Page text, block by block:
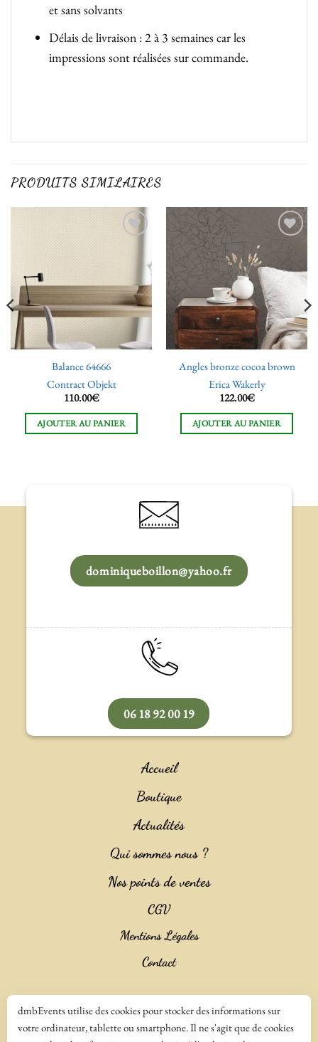
et sans solvants
Délais de livraison : 2 à 3 semaines car les
impressions sont réalisées sur commande.
PRODUITS SIMILAIRES
souhaits
Balance 64666
Contract Objekt
110.00€
AJOUTER AU PANIER
de
Angles bronze cocoa brown
Erica Wakerly
122.00€
AJOUTER AU PANIER
dominiqueboillon@yahoo.fr
06 18 92 00 19
Accueil
Boutique
Actualités
Qui sommes nous ?
Nos points de ventes
CGV
Mentions Légales
Contact
Copyright 2023 ©Salencia SAS Agence Web
dmbEvents utilise des cookies pour stocker des informations sur
votre ordinateur, tablette ou smartphone. Il ne s'agit que de cookies